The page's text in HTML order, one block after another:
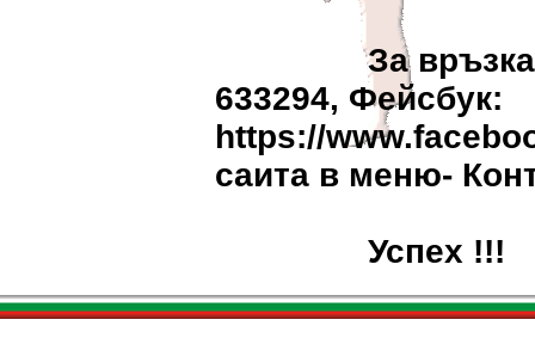
За връзка -
633294, Фейсбук:
https://
саита в меню-
Успех !!!